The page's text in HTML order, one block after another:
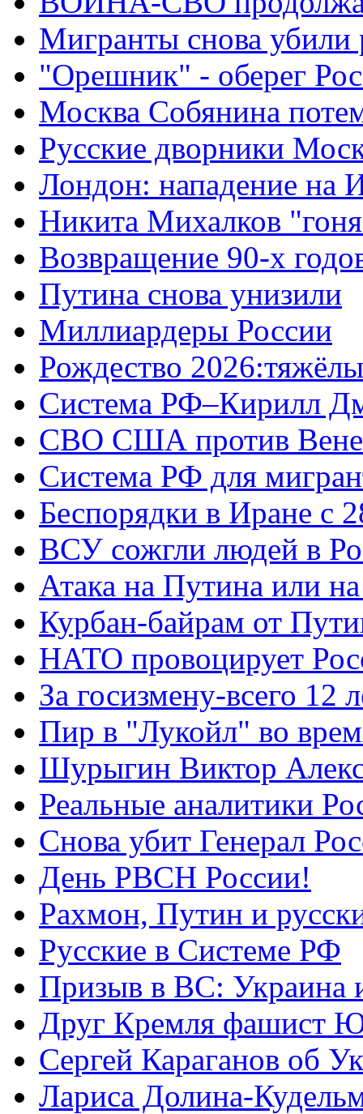
Мигранты снова убили
"Орешник" - оберег
Москва Собянина
Русские дворники
Лондон: нападение на
Никита Михалков
Возвращение 90-х
Путина снова унизили
Миллиардеры России
Рождество
Система РФ–Кирилл
СВО США против
Система РФ для
Беспорядки в Иране с
ВСУ сожгли людей в
Атака на Путина или
Курбан-байрам от
НАТО провоцирует
За госизмену-всего 12
Пир в "Лукойл" во
Шурыгин Виктор
Реальные аналитики
Снова убит Генерал
День РВСН России!
Рахмон, Путин и
Русские в Системе РФ
Призыв в ВС: Украина
Друг Кремля фашист
Сергей Караганов об
Лариса Долина-